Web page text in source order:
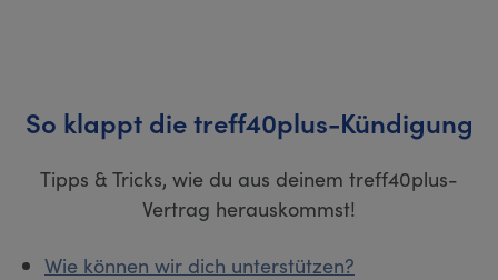
So klappt die treff40plus-Kündigung
Tipps & Tricks, wie du aus deinem treff40plus-
Vertrag herauskommst!
Wie können wir dich unterstützen?